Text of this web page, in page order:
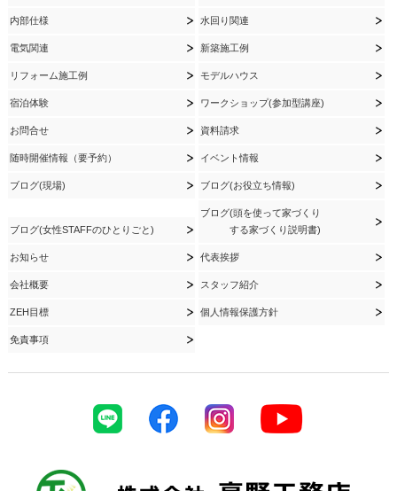
内部仕様 水回り関連
電気関連 新築施工例
リフォーム施工例 モデルハウス
宿泊体験 ワークショップ(参加型講座)
お問合せ 資料請求
随時開催情報（要予約） イベント情報
ブログ(現場) ブログ(お役立ち情報)
ブログ(女性STAFFのひとりごと)
ブログ(頭を使って家づくり
する家づくり説明書)
お知らせ 代表挨拶
会社概要 スタッフ紹介
ZEH目標 個人情報保護方針
免責事項